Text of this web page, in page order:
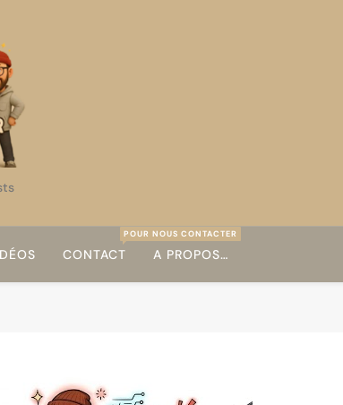
CONTACT
POUR NOUS CONTACTER
A PROPOS…